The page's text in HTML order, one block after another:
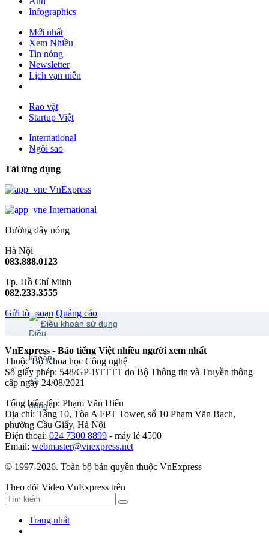
Infographics
Mới nhất
Xem Nhiều
Tin nóng
Newsletter
Lịch vạn niên
Rao vặt
Startup Việt
International
Ngôi sao
Tải ứng dụng
VnExpress
International
Đường dây nóng
Hà Nội
083.888.0123
Tp. Hồ Chí Minh
082.233.3555
Gửi tòa soạn Quảng cáo
Điều khoản sử dụng
VnExpress - Báo tiếng Việt nhiều người xem nhất
Thuộc Bộ Khoa học Công nghệ
Số giấy phép: 548/GP-BTTTT do Bộ Thông tin và Truyền thông
cấp ngày 24/08/2021
Tổng biên tập: Phạm Văn Hiếu
Địa chỉ: Tầng 10, Tòa A FPT Tower, số 10 Phạm Văn Bạch,
phường Cầu Giấy, Hà Nội
Điện thoại: 024 7300 8899 - máy lẻ 4500
Email: webmaster@vnexpress.net
© 1997-2026. Toàn bộ bản quyền thuộc VnExpress
Theo dõi Video VnExpress trên
Trang nhất